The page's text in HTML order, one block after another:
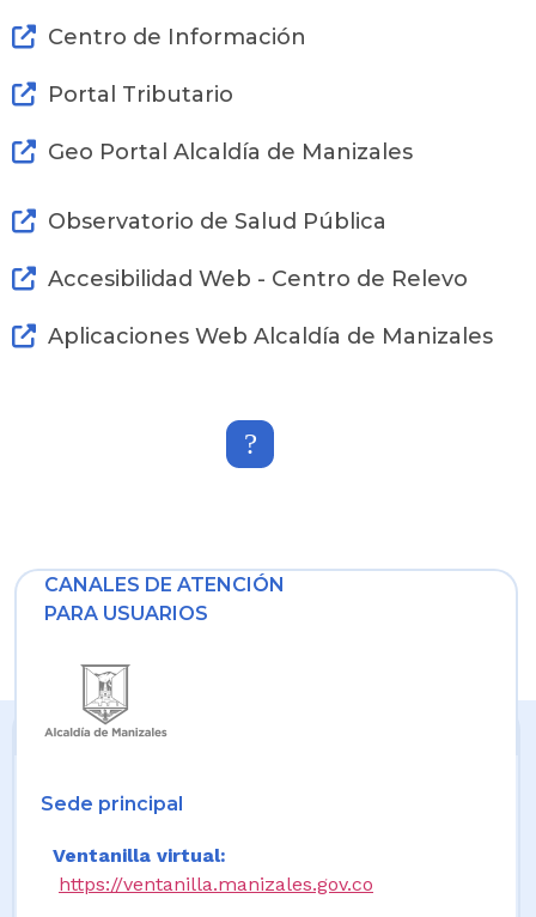
Centro de Información
Portal Tributario
Geo Portal Alcaldía de Manizales
Observatorio de Salud Pública
Accesibilidad Web - Centro de Relevo
Aplicaciones Web Alcaldía de Manizales
CANALES DE ATENCIÓN
PARA USUARIOS
Sede principal
Ventanilla virtual:
https://ventanilla.manizales.gov.co